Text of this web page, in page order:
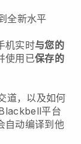
全新水平
机实时与您的
使用已保存的
道，以及如何
平台
自动编译到他